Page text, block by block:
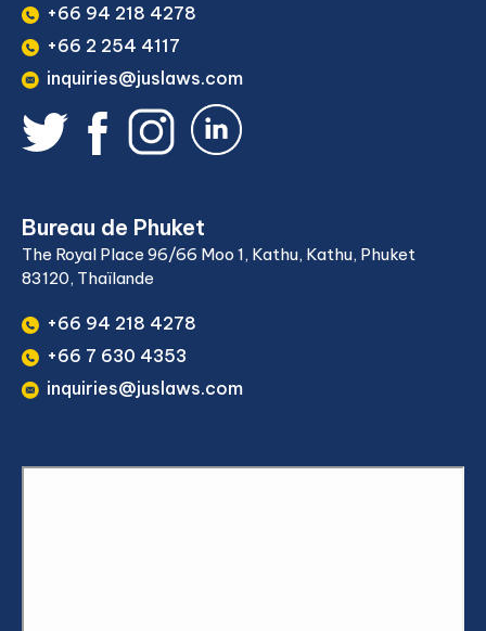
+66 94 218 4278
+66 2 254 4117
inquiries@juslaws.com
Bureau de Phuket
The Royal Place 96/66 Moo 1, Kathu, Kathu, Phuket
83120, Thaïlande
+66 94 218 4278
+66 7 630 4353
inquiries@juslaws.com